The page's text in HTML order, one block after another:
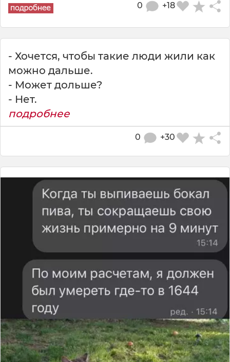
+18
0
- Хочется, чтобы такие люди жили как
можно дальше.
- Может дольше?
- Нет.
подробнее
+30
0